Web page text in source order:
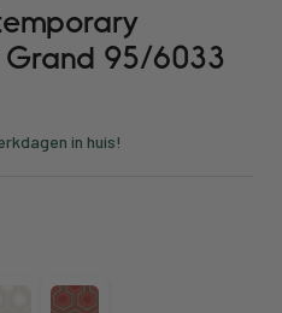
naar
slide
2
naar
slide
3
Grand 95/6033
in huis!